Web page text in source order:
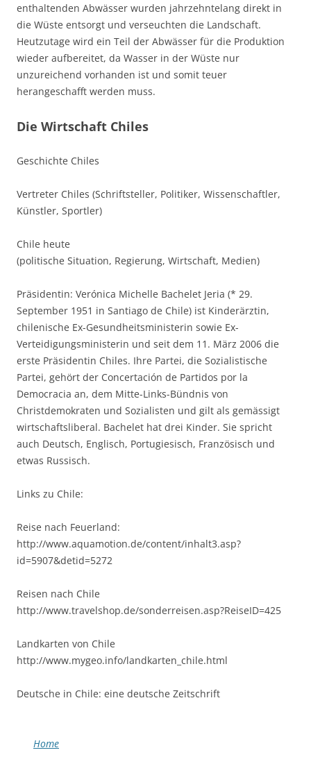
enthaltenden Abwässer wurden jahrzehntelang direkt in
die Wüste entsorgt und verseuchten die Landschaft.
Heutzutage wird ein Teil der Abwässer für die Produktion
wieder aufbereitet, da Wasser in der Wüste nur
unzureichend vorhanden ist und somit teuer
herangeschafft werden muss.
Die Wirtschaft Chiles
Geschichte Chiles
Vertreter Chiles (Schriftsteller, Politiker, Wissenschaftler,
Künstler, Sportler)
Chile heute
(politische Situation, Regierung, Wirtschaft, Medien)
Präsidentin: Verónica Michelle Bachelet Jeria (* 29.
September 1951 in Santiago de Chile) ist Kinderärztin,
chilenische Ex-Gesundheitsministerin sowie Ex-
Verteidigungsministerin und seit dem 11. März 2006 die
erste Präsidentin Chiles. Ihre Partei, die Sozialistische
Partei, gehört der Concertación de Partidos por la
Democracia an, dem Mitte-Links-Bündnis von
Christdemokraten und Sozialisten und gilt als gemässigt
wirtschaftsliberal. Bachelet hat drei Kinder. Sie spricht
auch Deutsch, Englisch, Portugiesisch, Französisch und
etwas Russisch.
Links zu Chile:
Reise nach Feuerland:
http://www.aquamotion.de/content/inhalt3.asp?
id=5907&detid=5272
Reisen nach Chile
http://www.travelshop.de/sonderreisen.asp?ReiseID=425
Landkarten von Chile
http://www.mygeo.info/landkarten_chile.html
Deutsche in Chile: eine deutsche Zeitschrift
Home